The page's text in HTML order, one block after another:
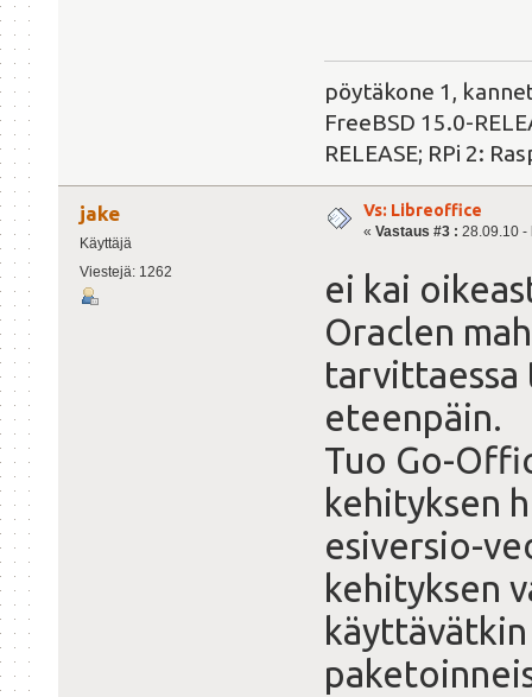
pöytäkone 1,
FreeBSD 15.0-
RELEASE; RPi 2:
jake
Käyttäjä
Viestejä: 1262
Vs: Libreoffice
« Vastaus #3 : 28.09.10 -
ei kai
Oraclen
tarvittaessa
eteenpäin.
Tuo Go-
kehityksen
esiversio-
kehityksen